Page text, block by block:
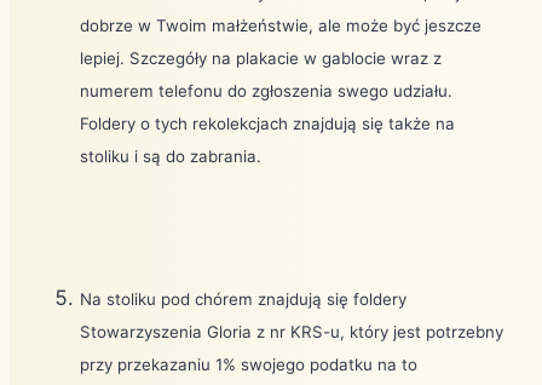
dobrze w Twoim małżeństwie, ale może być jeszcze
lepiej. Szczegóły na plakacie w gablocie wraz z
numerem telefonu do zgłoszenia swego udziału.
Foldery o tych rekolekcjach znajdują się także na
stoliku i są do zabrania.
Na stoliku pod chórem znajdują się foldery
Stowarzyszenia Gloria z nr KRS-u, który jest potrzebny
przy przekazaniu 1% swojego podatku na to